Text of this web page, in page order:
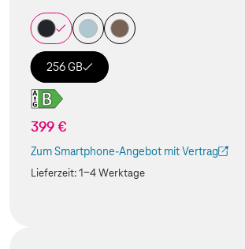
256 GB
399 €
Zum Smartphone-Angebot mit Vertrag
(Der Link wird in einem neuen Tab geöffnet)
Lieferzeit:1-4 Werktage